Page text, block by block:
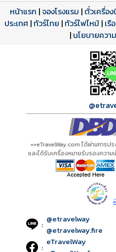
โปรแกรมทัวร์
ดาวน์โห
รีวิวลูกค้าจริง
รีวิวจาก eTravelWay
ใบอนุญาตนำเที่ยว
เลขที่ 11/11450
เปิ
หน้าแรก |จองโรงแรม | ตั๋วเครื่อ
ประเทศ | ทัวร์ไทย | ทัวร์ไฟไหม้ | เรื
| นโยบายควา
==eTravelWay.com ได้ผ่านการ
และได้รับเครื่องหมายรับรองควา
: @etravelway
@etravelway.fire
: eTravelWay